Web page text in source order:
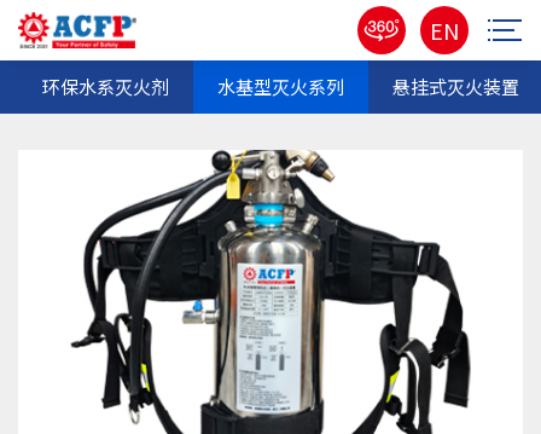
EN
环保水系灭火剂 水基型灭火系列 悬挂式灭火装置